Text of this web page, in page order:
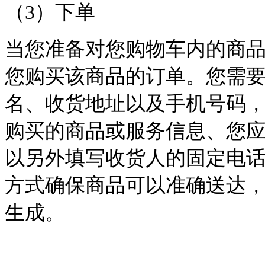
（3）下单
当您准备对您购物车内的商
您购买该商品的订单。您需
名、收货地址以及手机号码
购买的商品或服务信息、您
以另外填写收货人的固定电
方式确保商品可以准确送达
生成。